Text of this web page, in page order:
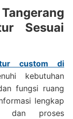
Sesuai
custom di
kebutuhan
fungsi ruang
lengkap
dan proses